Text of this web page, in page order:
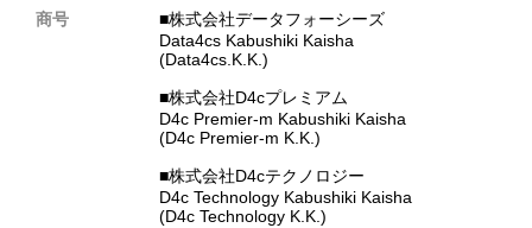
商号
■株式会社データフォーシーズ
Data4cs Kabushiki Kaisha
(Data4cs.K.K.)
■株式会社D4cプレミアム
D4c Premier-m Kabushiki Kaisha
(D4c Premier-m K.K.)
■株式会社D4cテクノロジー
D4c Technology Kabushiki Kaisha
(D4c Technology K.K.)